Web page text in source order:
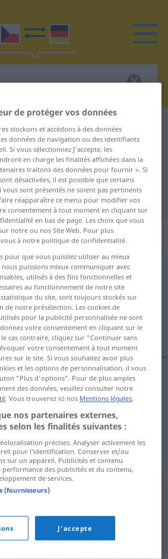
Allemand intence
Allemand de
Allemand
: feminin
toutes les traductions
cliquez sur/touchez la traduction)
Absicht
de protéger vos données
stockons et accédons à des données
données de navigation ou des identifiants
Si vous sélectionnez J'accepte, les
en charge les finalités affichées dans la
traitons des données pour fournir ». Si
désactivées, il est possible que certains
vous sont présentés ne soient pas pertinents
réapparaître ce menu pour modifier vos
consentement à tout moment en cliquant sur
en bas de page. Les choix que vous
notre ou nos Site Web. Pour plus
à notre politique de confidentialité.
pour que vous puissiez utiliser au mieux
puissions mieux communiquer avec
utilisés à des fins fonctionnelles et
au fonctionnement de notre site
du site, sont toujours stockés sur
notre présélection. Les cookies de
pour la publicité personnalisée ne sont
votre consentement en cliquant sur le
cas contraire, cliquez sur "Continuer sans
votre consentement à tout moment
sur le site. Si vous souhaitez avoir plus
et les options de personnalisation, il vous
"Plus d'options". Pour de plus amples
des données, veuillez consulter notre
. Vous trouverez ici nos Mentions légales.
nos partenaires externes,
selon les finalités suivantes :
précises. Analyser activement les
pour l’identification. Conserver et/ou
sur un appareil. Publicités et contenu
performance des publicités et du contenu,
de services.
(fournisseurs)
J'accepte